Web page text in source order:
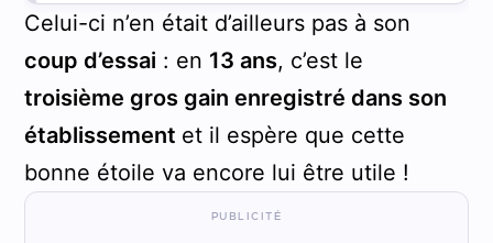
Celui-ci n’en était d’ailleurs pas à son
coup d’essai : en 13 ans, c’est le
troisième gros gain enregistré dans son
établissement et il espère que cette
bonne étoile va encore lui être utile !